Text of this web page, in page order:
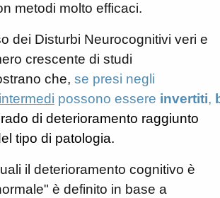
metodi molto efficaci.
dei Disturbi Neurocognitivi veri e
crescente di studi
che, se presi negli
intermedi possono essere invertiti,
di deterioramento raggiunto
tipo di patologia.
il deterioramento cognitivo è
è definito in base a